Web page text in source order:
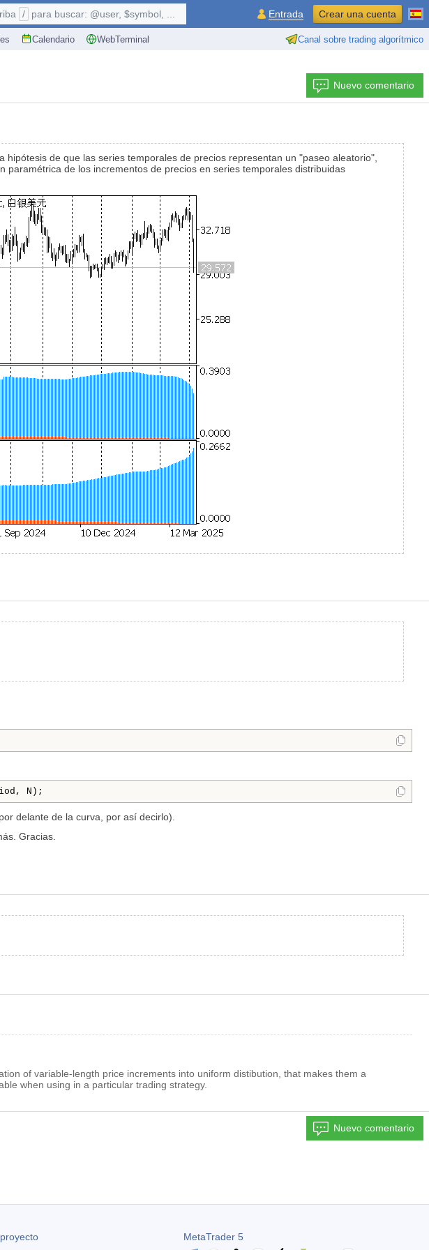
Calendario WebTerminal Canal sobre trading algorítmico
/ para buscar: @user, $symbol, ... Entrada Crear una cuenta
Nuevo comentario
de que las series temporales de precios representan un "paseo aleatorio",
de los incrementos de precios en series temporales distribuidas
N);
delante de la curva, por así decirlo).
Gracias.
of variable-length price increments into uniform distibution, that makes them a
when using in a particular trading strategy.
Nuevo comentario
MetaTrader 5